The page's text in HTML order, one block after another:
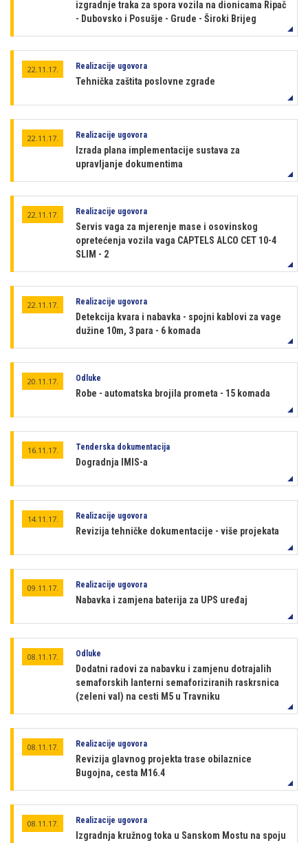
izgradnje traka za spora vozila na dionicama Ripač
- Dubovsko i Posušje - Grude - Široki Brijeg
22.11.17. Realizacije ugovora
Tehnička zaštita poslovne zgrade
22.11.17. Realizacije ugovora
Izrada plana implementacije sustava za
upravljanje dokumentima
22.11.17. Realizacije ugovora
Servis vaga za mjerenje mase i osovinskog
opretećenja vozila vaga CAPTELS ALCO CET 10-4
SLIM - 2
22.11.17. Realizacije ugovora
Detekcija kvara i nabavka - spojni kablovi za vage
dužine 10m, 3 para - 6 komada
20.11.17. Odluke
Robe - automatska brojila prometa - 15 komada
16.11.17. Tenderska dokumentacija
Dogradnja IMIS-a
14.11.17. Realizacije ugovora
Revizija tehničke dokumentacije - više projekata
09.11.17. Realizacije ugovora
Nabavka i zamjena baterija za UPS uređaj
08.11.17. Odluke
Dodatni radovi za nabavku i zamjenu dotrajalih
semaforskih lanterni semaforiziranih raskrsnica
(zeleni val) na cesti M5 u Travniku
08.11.17. Realizacije ugovora
Revizija glavnog projekta trase obilaznice
Bugojna, cesta M16.4
08.11.17. Realizacije ugovora
Izgradnja kružnog toka u Sanskom Mostu na spoju